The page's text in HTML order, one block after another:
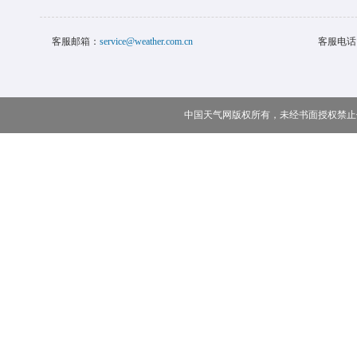
客服邮箱： service@weather.com.cn 客服电
中国天气网版权所有，未经书面授权